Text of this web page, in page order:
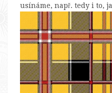
usínáme, např. tedy i to,